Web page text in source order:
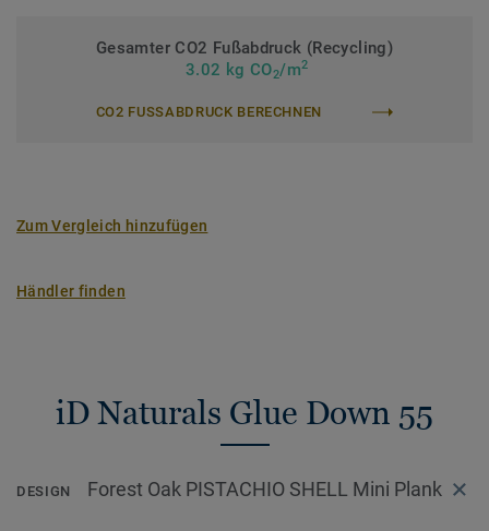
iD Naturals Glue Down ist auch mit 0,70 mm
Nutzschichtstärkeverfügbar, geeignet für den Einsatz im
Link zur Kollektion).
Gesamter CO2 Fußabdruck (Recycling)
3.02 kg CO2/m2
CO2 FUSSABDRUCK BERECHNEN
Zum Vergleich hinzufügen
Händler finden
iD Naturals Glue Down 55
DESIGN Forest Oak PISTACHIO SHELL Mini Plank